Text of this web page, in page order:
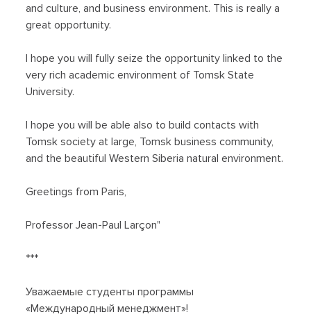
and culture, and business environment. This is really a
great opportunity.
I hope you will fully seize the opportunity linked to the
very rich academic environment of Tomsk State
University.
I hope you will be able also to build contacts with
Tomsk society at large, Tomsk business community,
and the beautiful Western Siberia natural environment.
Greetings from Paris,
Professor Jean-Paul Larçon"
***
Уважаемые студенты программы
«Международный менеджмент»!